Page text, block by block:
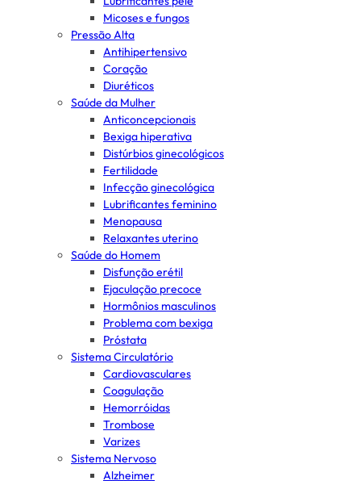
Micoses e fungos
Pressão Alta
Antihipertensivo
Coração
Diuréticos
Saúde da Mulher
Anticoncepcionais
Bexiga hiperativa
Distúrbios ginecológicos
Fertilidade
Infecção ginecológica
Lubrificantes feminino
Menopausa
Relaxantes uterino
Saúde do Homem
Disfunção erétil
Ejaculação precoce
Hormônios masculinos
Problema com bexiga
Próstata
Sistema Circulatório
Cardiovasculares
Coagulação
Hemorróidas
Trombose
Varizes
Sistema Nervoso
Alzheimer